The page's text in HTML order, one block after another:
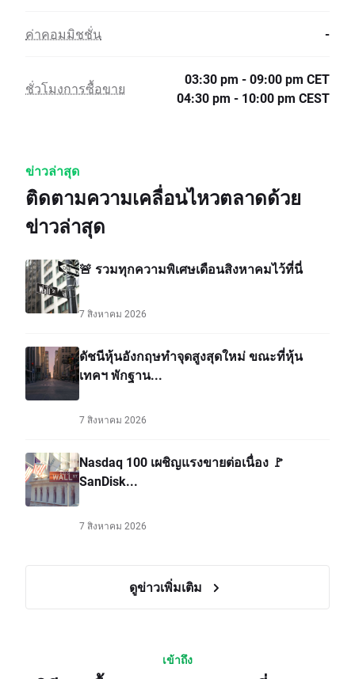
ค่าคอมมิชชั่น -
ชั่วโมงการซื้อขาย
03:30 pm - 09:00 pm CET
04:30 pm - 10:00 pm CEST
ข่าวล่าสุด
ติดตามความเคลื่อนไหวตลาดด้วย
ข่าวล่าสุด
🚨 รวมทุกความพิเศษเดือนสิงหาคมไว้ที่นี่
7 สิงหาคม 2026
ดัชนีหุ้นอังกฤษทำจุดสูงสุดใหม่ ขณะที่หุ้น
เทคฯ พักฐาน...
7 สิงหาคม 2026
Nasdaq 100 เผชิญแรงขายต่อเนื่อง 🚩
SanDisk...
7 สิงหาคม 2026
ดูข่าวเพิ่มเติม
เข้าถึง